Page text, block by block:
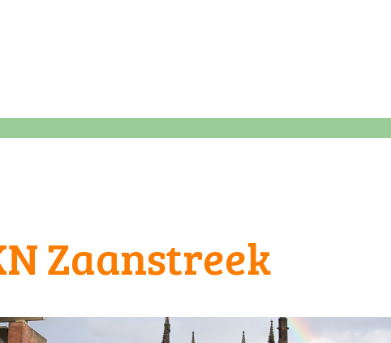
Zaanstreek